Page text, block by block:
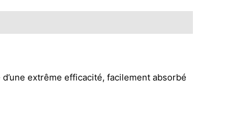
extrême efficacité, facilement absorbé